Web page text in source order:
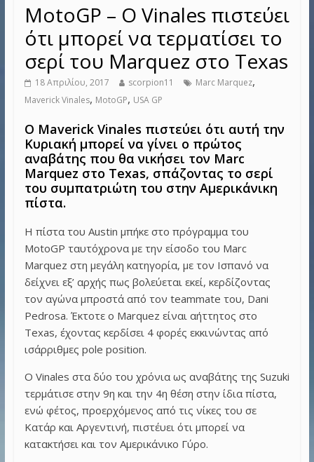
MotoGP – Ο Vinales πιστεύει
ότι μπορεί να τερματίσει το
σερί του Marquez στο Texas
18 Απριλίου, 2017 scorpion11 Marc Marquez,
Maverick Vinales, MotoGP, USA GP
Ο Maverick Vinales πιστεύει ότι αυτή την
Κυριακή μπορεί να γίνει ο πρώτος
αναβάτης που θα νικήσει τον Marc
Marquez στο Texas, σπάζοντας το σερί
του συμπατριώτη του στην Αμερικάνικη
πίστα.
Η πίστα του Austin μπήκε στο πρόγραμμα του
MotoGP ταυτόχρονα με την είσοδο του Marc
Marquez στη μεγάλη κατηγορία, με τον Ισπανό να
δείχνει εξ’ αρχής πως βολεύεται εκεί, κερδίζοντας
τον αγώνα μπροστά από τον teammate του, Dani
Pedrosa. Έκτοτε ο Marquez είναι αήττητος στο
Texas, έχοντας κερδίσει 4 φορές εκκινώντας από
ισάρριθμες pole position.
O Vinales στα δύο του χρόνια ως αναβάτης της Suzuki
τερμάτισε στην 9η και την 4η θέση στην ίδια πίστα,
ενώ φέτος, προερχόμενος από τις νίκες του σε
Κατάρ και Αργεντινή, πιστέυει ότι μπορεί να
κατακτήσει και τον Αμερικάνικο Γύρο.